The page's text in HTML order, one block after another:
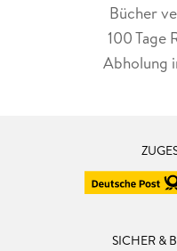
Bücher
100 Tage
Abholung
SICHER &